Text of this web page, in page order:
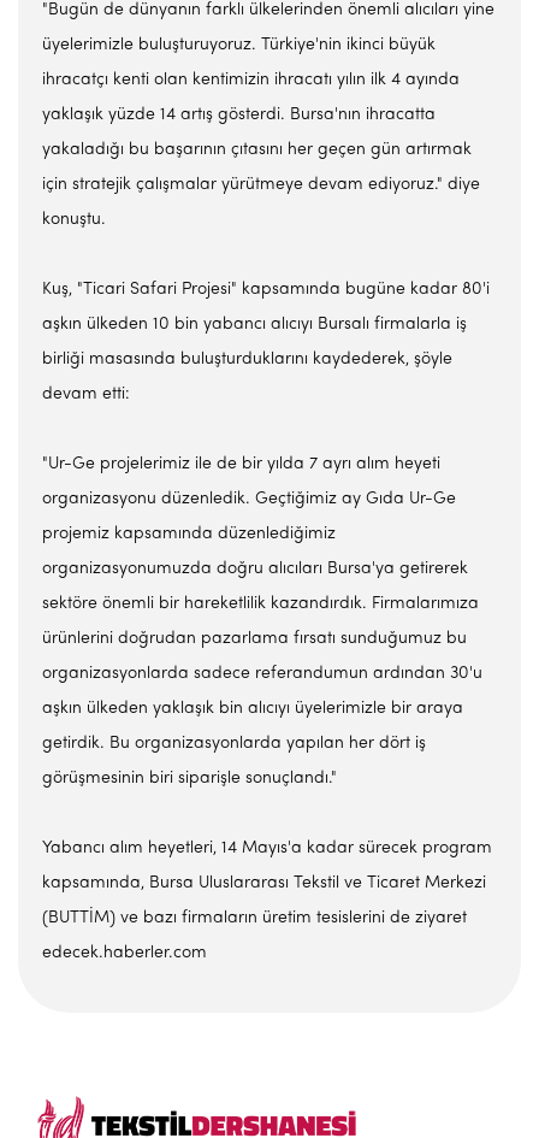
"Bugün de dünyanın farklı ülkelerinden önemli alıcıları yine
üyelerimizle buluşturuyoruz. Türkiye'nin ikinci büyük
ihracatçı kenti olan kentimizin ihracatı yılın ilk 4 ayında
yaklaşık yüzde 14 artış gösterdi. Bursa'nın ihracatta
yakaladığı bu başarının çıtasını her geçen gün artırmak
için stratejik çalışmalar yürütmeye devam ediyoruz." diye
konuştu.
Kuş, "Ticari Safari Projesi" kapsamında bugüne kadar 80'i
aşkın ülkeden 10 bin yabancı alıcıyı Bursalı firmalarla iş
birliği masasında buluşturduklarını kaydederek, şöyle
devam etti:
"Ur-Ge projelerimiz ile de bir yılda 7 ayrı alım heyeti
organizasyonu düzenledik. Geçtiğimiz ay Gıda Ur-Ge
projemiz kapsamında düzenlediğimiz
organizasyonumuzda doğru alıcıları Bursa'ya getirerek
sektöre önemli bir hareketlilik kazandırdık. Firmalarımıza
ürünlerini doğrudan pazarlama fırsatı sunduğumuz bu
organizasyonlarda sadece referandumun ardından 30'u
aşkın ülkeden yaklaşık bin alıcıyı üyelerimizle bir araya
getirdik. Bu organizasyonlarda yapılan her dört iş
görüşmesinin biri siparişle sonuçlandı."
Yabancı alım heyetleri, 14 Mayıs'a kadar sürecek program
kapsamında, Bursa Uluslararası Tekstil ve Ticaret Merkezi
(BUTTİM) ve bazı firmaların üretim tesislerini de ziyaret
edecek.haberler.com